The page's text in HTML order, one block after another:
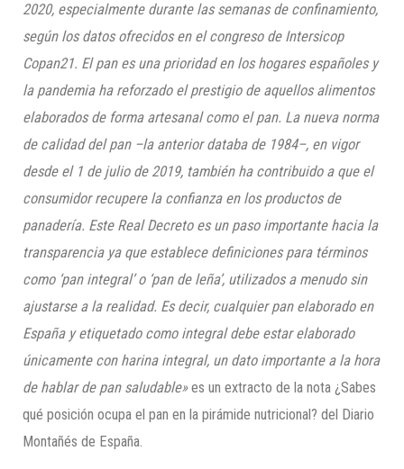
2020, especialmente durante las semanas de confinamiento,
según los datos ofrecidos en el congreso de Intersicop
Copan21. El pan es una prioridad en los hogares españoles y
la pandemia ha reforzado el prestigio de aquellos alimentos
elaborados de forma artesanal como el pan. La nueva norma
de calidad del pan –la anterior databa de 1984–, en vigor
desde el 1 de julio de 2019, también ha contribuido a que el
consumidor recupere la confianza en los productos de
panadería. Este Real Decreto es un paso importante hacia la
transparencia ya que establece definiciones para términos
como ‘pan integral’ o ‘pan de leña’, utilizados a menudo sin
ajustarse a la realidad. Es decir, cualquier pan elaborado en
España y etiquetado como integral debe estar elaborado
únicamente con harina integral, un dato importante a la hora
de hablar de pan saludable»es un extracto de la nota ¿Sabes
qué posición ocupa el pan en la pirámide nutricional? del Diario
Montañés de España.